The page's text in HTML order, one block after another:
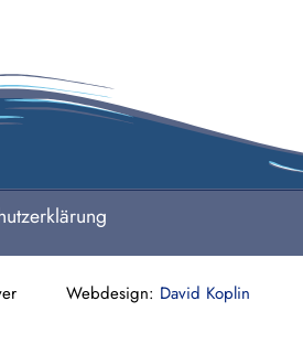
Webdesign: David Koplin